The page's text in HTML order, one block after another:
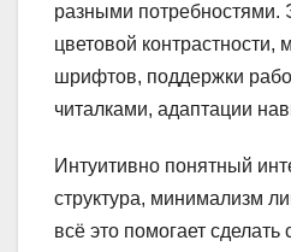
разными потребностями.
цветовой контрастности,
шрифтов, поддержки
читалками, адаптации
Интуитивно понятный
структура, минимализм
всё это помогает